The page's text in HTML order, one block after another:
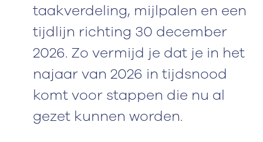
taakverdeling, mijlpalen en een
tijdlijn richting 30 december
2026. Zo vermijd je dat je in het
najaar van 2026 in tijdsnood
komt voor stappen die nu al
gezet kunnen worden.